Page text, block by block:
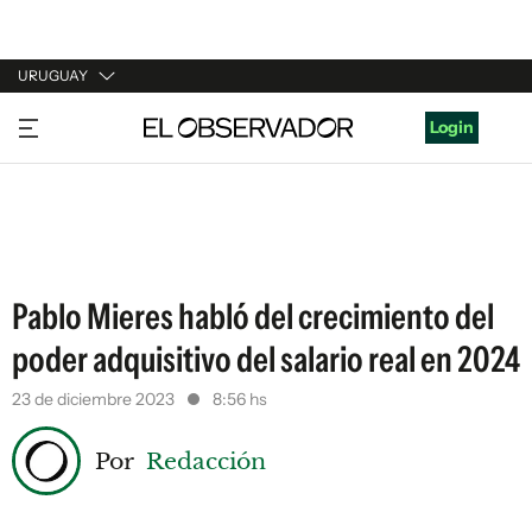
URUGUAY
URUGUAY
ARGENTINA
Login
Pablo Mieres habló del crecimiento del
poder adquisitivo del salario real en 2024
23 de diciembre 2023 8:56 hs
Por Redacción